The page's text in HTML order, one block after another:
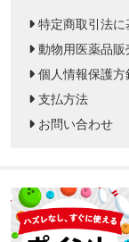
特定商取引法
動物用医薬品
個人情報保護方
支払方法
お問い合わせ